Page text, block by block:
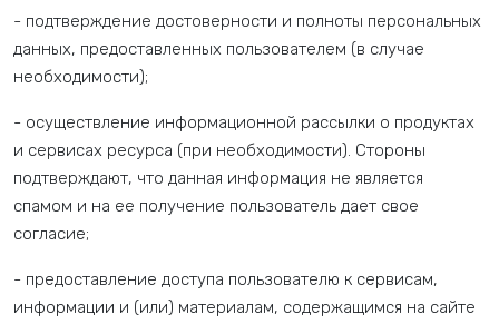
- подтверждение достоверности и полноты персональных
данных, предоставленных пользователем (в случае
необходимости);
- осуществление информационной рассылки о продуктах
и сервисах ресурса (при необходимости). Стороны
подтверждают, что данная информация не является
спамом и на ее получение пользователь дает свое
согласие;
- предоставление доступа пользователю к сервисам,
информации и (или) материалам, содержащимся на сайте